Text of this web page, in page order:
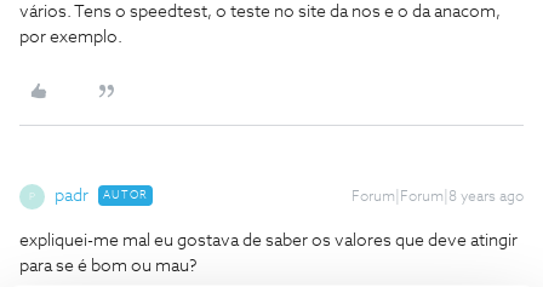
vários. Tens o speedtest, o teste no site da nos e o da anacom,
por exemplo.
P padr AUTOR Forum|Forum|8 years ago
expliquei-me mal eu gostava de saber os valores que deve atingir
para se é bom ou mau?